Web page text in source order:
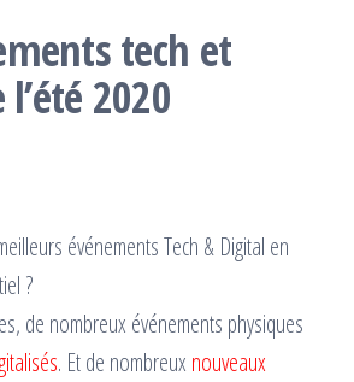
tech et
2020
événements Tech & Digital en
?
de nombreux événements physiques
. Et de nombreux nouveaux